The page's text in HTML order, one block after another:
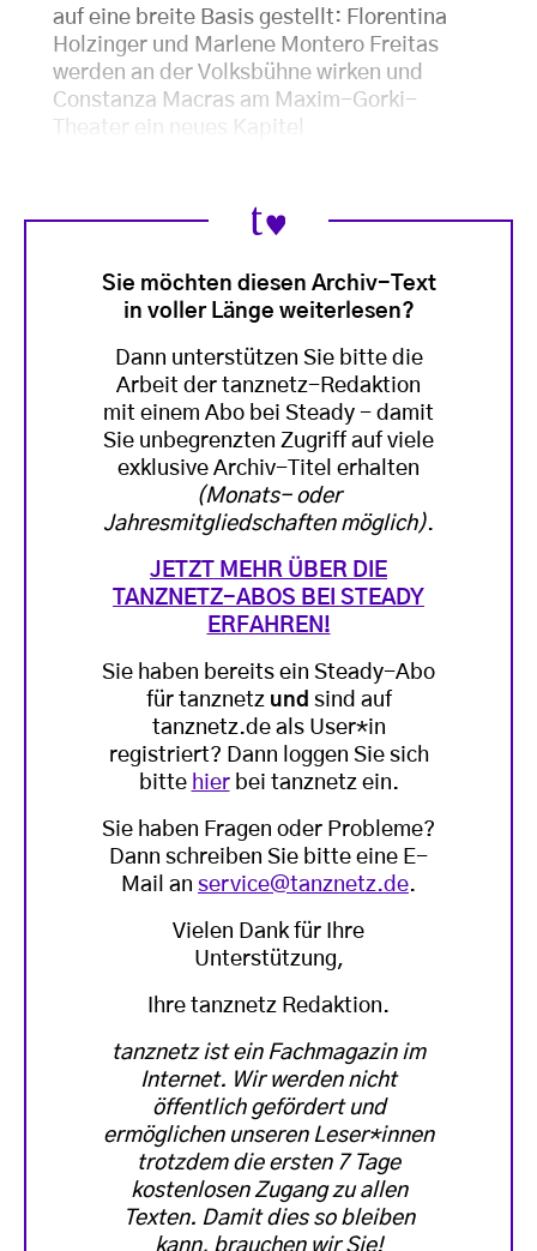
auf eine breite Basis gestellt: Florentina
Holzinger und Marlene Montero Freitas
werden an der Volksbühne wirken und
Constanza Macras am Maxim-Gorki-
Theater ein neues Kapitel
Sie möchten diesen Archiv-Text
in voller Länge weiterlesen?
Dann unterstützen Sie bitte die
Arbeit der tanznetz-Redaktion
mit einem Abo bei Steady - damit
Sie unbegrenzten Zugriff auf viele
exklusive Archiv-Titel erhalten
(Monats- oder
Jahresmitgliedschaften möglich).
JETZT MEHR ÜBER DIE
TANZNETZ-ABOS BEI STEADY
ERFAHREN!
Sie haben bereits ein Steady-Abo
für tanznetz und sind auf
tanznetz.de als User*in
registriert? Dann loggen Sie sich
bitte hierbei tanznetz ein.
Sie haben Fragen oder Probleme?
Dann schreiben Sie bitte eine E-
Mail an service@tanznetz.de.
Vielen Dank für Ihre
Unterstützung,
Ihre tanznetz Redaktion.
tanznetz ist ein Fachmagazin im
Internet. Wir werden nicht
öffentlich gefördert und
ermöglichen unseren Leser*innen
trotzdem die ersten 7 Tage
kostenlosen Zugang zu allen
Texten. Damit dies so bleiben
kann, brauchen wir Sie!